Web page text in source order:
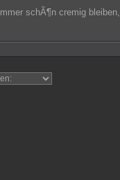
schÃ¶n cremig bleiben,